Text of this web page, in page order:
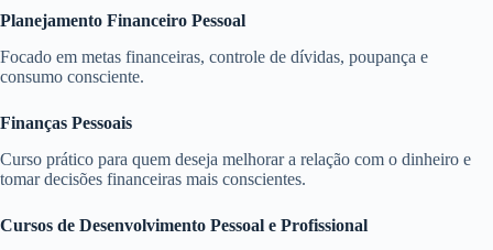
Planejamento Financeiro Pessoal
Focado em metas financeiras, controle de dívidas, poupança e
consumo consciente.
Finanças Pessoais
Curso prático para quem deseja melhorar a relação com o dinheiro e
tomar decisões financeiras mais conscientes.
Cursos de Desenvolvimento Pessoal e Profissional